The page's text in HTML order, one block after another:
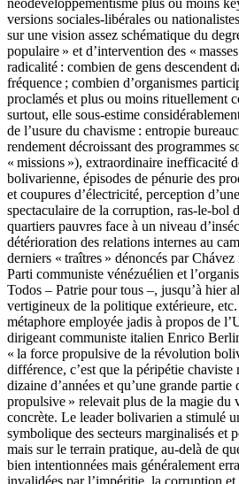
néodéveloppementisme plus ou moins
versions sociales-libérales ou
sur une vision assez schématique du
populaire » et d’intervention des «
radicalité : combien de gens descendent
fréquence ; combien d’organismes
proclamés et plus ou moins rituellement
surtout, elle sous-estime
de l’usure du chavisme : entropie
rendement décroissant des programmes
« missions »), extraordinaire inefficacité
bolivarienne, épisodes de pénurie des
et coupures d’électricité, perception
spectaculaire de la corruption, ras-le-bol
quartiers pauvres face à un niveau
détérioration des relations internes au
derniers « traîtres » dénoncés par
Parti communiste vénézuélien et
Todos – Patrie pour tous –, jusqu’à hier
vertigineux de la politique extérieure,
métaphore employée jadis à propos de
dirigeant communiste italien Enrico
« la force propulsive de la révolution
différence, c’est que la péripétie chaviste
dizaine d’années et qu’une grande partie
propulsive » relevait plus de la magie du
concrète. Le leader bolivarien a stimulé
symbolique des secteurs marginalisés et
mais sur le terrain pratique, au-delà de
bien intentionnées mais généralement
invalidées par l’impéritie, la corruption